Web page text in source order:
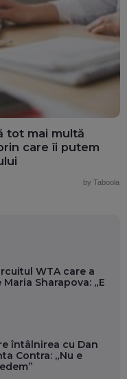
tot mai multă
care îi putem
by Taboola
WTA care a
Sharapova: „E
întâlnirea cu Dan
Contra: „Nu e